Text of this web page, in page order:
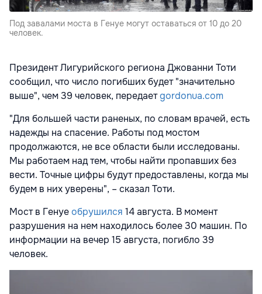
Под завалами моста в Генуе могут оставаться от 10 до 20
человек.
Президент Лигурийского региона Джованни Тоти
сообщил, что число погибших будет "значительно
выше", чем 39 человек, передаетgordonua.com
"Для большей части раненых, по словам врачей, есть
надежды на спасение. Работы под мостом
продолжаются, не все области были исследованы.
Мы работаем над тем, чтобы найти пропавших без
вести. Точные цифры будут предоставлены, когда мы
будем в них уверены", – сказал Тоти.
Мост в Генуеобрушился 14 августа. В момент
разрушения на нем находилось более 30 машин. По
информации на вечер 15 августа, погибло 39
человек.